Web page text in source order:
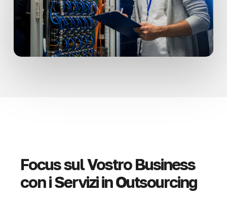
Focus sul Vostro Business
con i Servizi in Outsourcing